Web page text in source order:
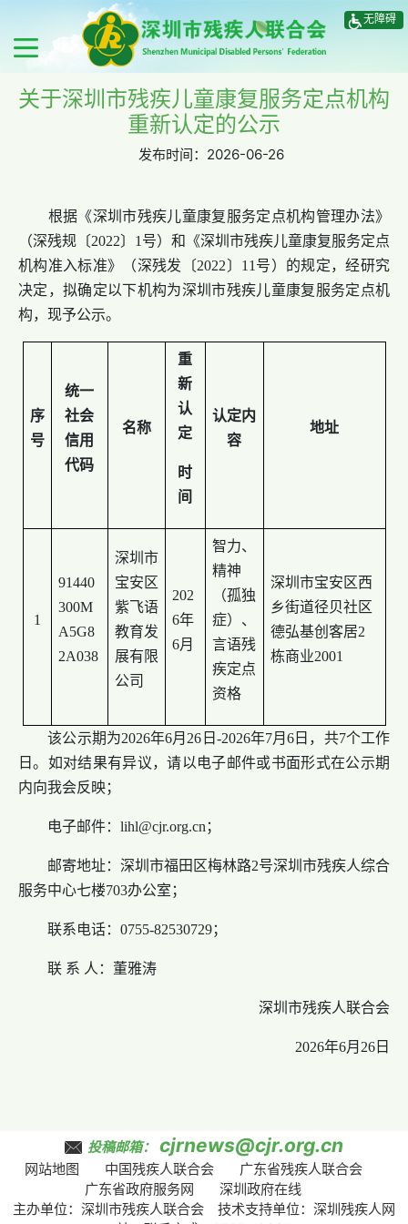
无障碍
关于深圳市残疾儿童康复服务定点机构
重新认定的公示
发布时间： 2026-06-26
根据《深圳市残疾儿童康复服务定点机构管理办法》
（深残规〔2022〕1号）和《深圳市残疾儿童康复服务定点
机构准入标准》（深残发〔2022〕11号）的规定，经研究
决定，拟确定以下机构为深圳市残疾儿童康复服务定点机
构，现予公示。
序
号
统一
社会
信用
代码
名称
重
新
认
定
时
间
认定内
容
地址
1
91440
300M
A5G8
2A038
深圳市
宝安区
紫飞语
教育发
展有限
公司
202
6年
6月
智力、
精神
（孤独
症）、
言语残
疾定点
资格
深圳市宝安区西
乡街道径贝社区
德弘基创客居2
栋商业2001
该公示期为2026年6月26日-2026年7月6日，共7个工作
日。如对结果有异议，请以电子邮件或书面形式在公示期
内向我会反映；
电子邮件：lihl@cjr.org.cn；
邮寄地址：深圳市福田区梅林路2号深圳市残疾人综合
服务中心七楼703办公室；
联系电话：0755-82530729；
联 系 人：董雅涛
深圳市残疾人联合会
2026年6月26日
投稿邮箱： cjrnews@cjr.org.cn
网站地图 中国残疾人联合会
广东省残疾人联合会
广东省政府服务网
深圳政府在线
主办单位：深圳市残疾人联合会 技术支持单位：深圳残疾人网